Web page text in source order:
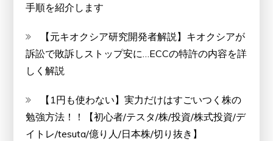
手順を紹介します
【元キオクシア研究開発者解説】キオクシアが
訴訟で敗訴しストップ安に…ECCの特許の内容を詳
しく解説
【1円も使わない】実力だけはすごいつく株の
勉強方法！！【初心者/テスタ/株/投資/株式投資/デ
イトレ/tesuta/億り人/日本株/切り抜き】